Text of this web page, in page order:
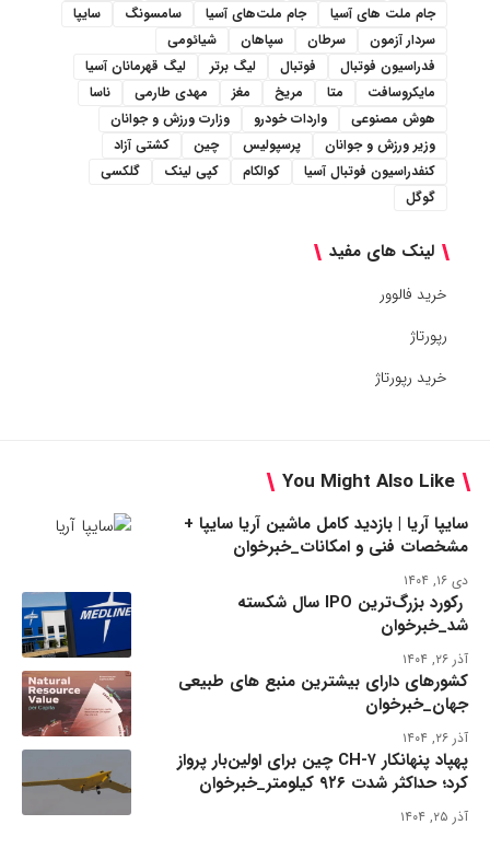
جام ملت های آسیا
جام ملت‌های آسیا سامسونگ
سایپا
سردار آزمون
سرطان سپاهان
شیائومی
فدراسیون فوتبال
فوتبال لیگ برتر
لیگ قهرمانان آسیا
مایکروسافت
متا مریخ مغز مهدی طارمی
ناسا
هوش مصنوعی
واردات خودرو
وزارت ورزش و جوانان
وزیر ورزش و جوانان
پرسپولیس چین
کشتی آزاد
کنفدراسیون فوتبال آسیا
کوالکام کپی لینک
گلکسی
گوگل
لینک های مفید
خرید فالوور
رپورتاژ
خرید رپورتاژ
You Might Also Like
سایپا آریا | بازدید کامل ماشین آریا سایپا +
مشخصات فنی و امکانات_خبرخوان
دی ۱۶, ۱۴۰۴
رکورد بزرگ‌ترین IPO سال شکسته
شد_خبرخوان
آذر ۲۶, ۱۴۰۴
کشورهای دارای بیشترین منبع های طبیعی
جهان_خبرخوان
آذر ۲۶, ۱۴۰۴
پهپاد پنهانکار CH-۷ چین برای اولین‌بار پرواز
کرد؛ حداکثر شدت ۹۲۶ کیلومتر_خبرخوان
آذر ۲۵, ۱۴۰۴